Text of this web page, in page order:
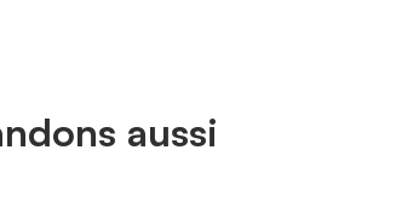
aussi